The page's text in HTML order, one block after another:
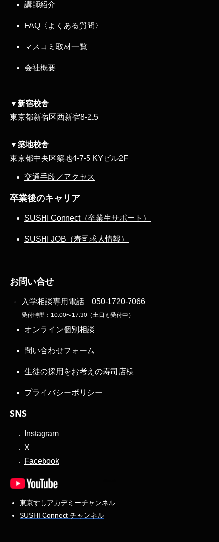
講師紹介
FAQ〈よくある質問〉
マスコミ取材一覧
会社概要
▼新宿校舎
東京都新宿区西新宿8‐2₋5
▼築地校舎
東京都中央区築地4-7-5 KYビル2F
交通手段／アクセス
卒業後のキャリア
SUSHI Connect（卒業生サポート）
SUSHI JOB（寿司求人情報）
お問い合せ
入学相談専用電話： 050-1720-7066
受付時間：10:00〜17:30（土日も受付中）
オンライン個別相談
問い合わせフォーム
生徒の採用をお考えの寿司店様
プライバシーポリシー
SNS
Instagram
X
Facebook
東京すしアカデミーチャンネル
SUSHI Connect チャンネル